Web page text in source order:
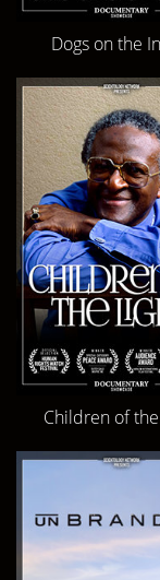
Dogs on the
Children of